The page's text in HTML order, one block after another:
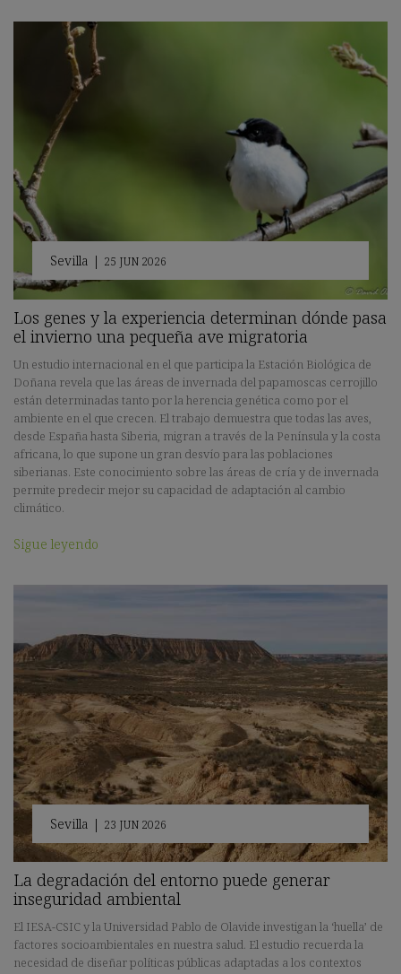
Sevilla | 25 JUN 2026
Los genes y la experiencia determinan dónde pasa
el invierno una pequeña ave migratoria
Un estudio internacional en el que participa la Estación Biológica de
Doñana revela que las áreas de invernada del papamoscas cerrojillo
están determinadas tanto por la herencia genética como por el
ambiente en el que crecen. El trabajo demuestra que todas las aves,
desde España hasta Siberia, migran a través de la Península y la costa
africana, lo que supone un gran desvío para las poblaciones
siberianas. Este conocimiento sobre las áreas de cría y de invernada
permite predecir mejor su capacidad de adaptación al cambio
climático.
Sigue leyendo
Sevilla | 23 JUN 2026
La degradación del entorno puede generar
inseguridad ambiental
El IESA-CSIC y la Universidad Pablo de Olavide investigan la ‘huella’ de
factores socioambientales en nuestra salud. El estudio recuerda la
necesidad de diseñar políticas públicas adaptadas a los contextos